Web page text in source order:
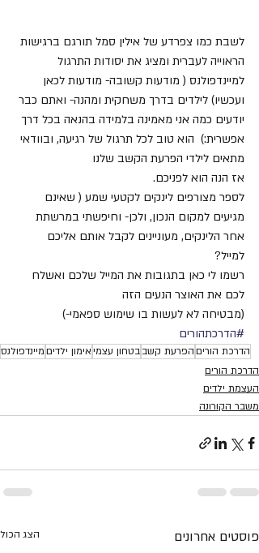
לשבת כמו צפרדע של אילין סמל תורגם ברגישות
הראוייה לעברית ומציג את יסודות התרגול
למיינדפולנס ( מודעות קשובה- מודעות לכאן
ועכשיו) לילדים בדרך משחקית ומהנה- ואתם כבר
יודעים כמה אני מאמינה בלמידה בהנאה בכל דרך
אפשרית:)  הוא טוב לכל תרגול של רגיעה, ובוודאי
מתאים לילדי הפרעת הקשב שלנו
אז הנה הוא לפניכם.
לספר מצורפים לינקים לקטעי שמע ( שאינם
מגיעים למקום הנכון, ולכן- וחיפשתי במרשתת
אחר הלינקים, מעוניינים לקבל אותם אליכם
למייל?
רשמו לי כאן בתגובות את המייל שלכם ואשלח
לכם את האוצר הנעים הזה
(מבטיחה לא לעשות בו שימוש ספאמי-)
#הדרכתהורים
הדרכת הוריםהפרעת קשבבטחון עצמיאימון ילדיםמיינדפולנס
הדרכת הורים
העצמת ילדים
משבר הקורונה
פוסטים אחרונים הצג הכול